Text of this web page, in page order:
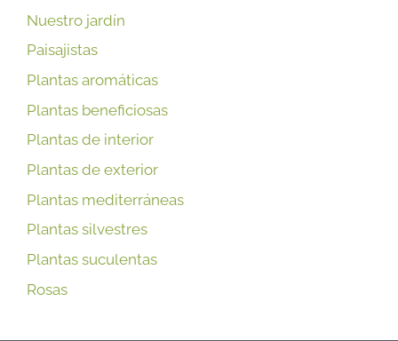
Nuestro jardín
Paisajistas
Plantas aromáticas
Plantas beneficiosas
Plantas de interior
Plantas de exterior
Plantas mediterráneas
Plantas silvestres
Plantas suculentas
Rosas